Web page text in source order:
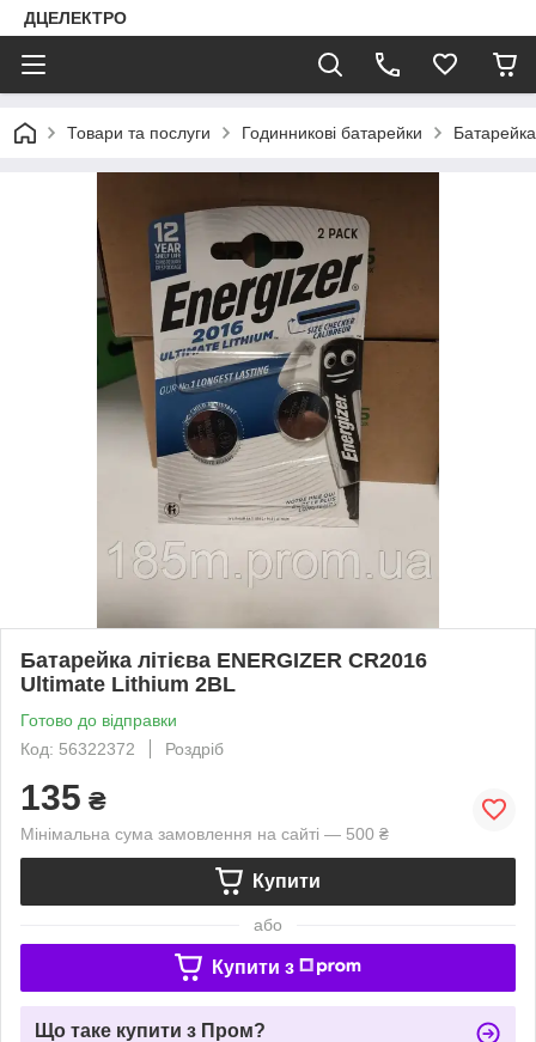
ДЦЕЛЕКТРО
Товари та послуги Годинникові батарейки
Батарейка літієва ENERGIZER CR2016
Ultimate Lithium 2BL
Готово до відправки
Код: 56322372
Роздріб
135 ₴
Мінімальна сума замовлення на сайті — 500 ₴
Купити
або
Купити з
Що таке купити з Пром?